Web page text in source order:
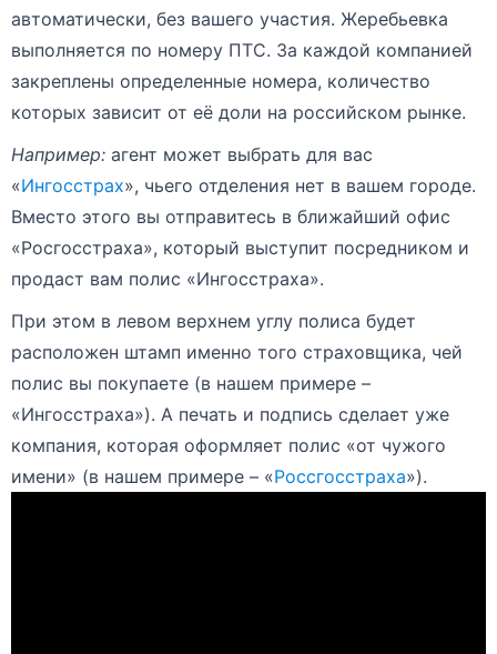
автоматически, без вашего участия. Жеребьевка
выполняется по номеру ПТС. За каждой компанией
закреплены определенные номера, количество
которых зависит от её доли на российском рынке.
Например: агент может выбрать для вас
«Ингосстрах», чьего отделения нет в вашем городе.
Вместо этого вы отправитесь в ближайший офис
«Росгосстраха», который выступит посредником и
продаст вам полис «Ингосстраха».
При этом в левом верхнем углу полиса будет
расположен штамп именно того страховщика, чей
полис вы покупаете (в нашем примере –
«Ингосстраха»). А печать и подпись сделает уже
компания, которая оформляет полис «от чужого
имени» (в нашем примере – «Россгосстраха»).